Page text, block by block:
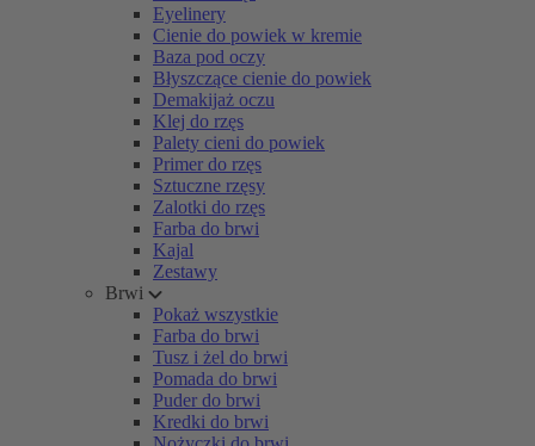
Eyelinery
Cienie do powiek w kremie
Baza pod oczy
Błyszczące cienie do powiek
Demakijaż oczu
Klej do rzęs
Palety cieni do powiek
Primer do rzęs
Sztuczne rzęsy
Zalotki do rzęs
Farba do brwi
Kajal
Zestawy
Brwi
Pokaż wszystkie
Farba do brwi
Tusz i żel do brwi
Pomada do brwi
Puder do brwi
Kredki do brwi